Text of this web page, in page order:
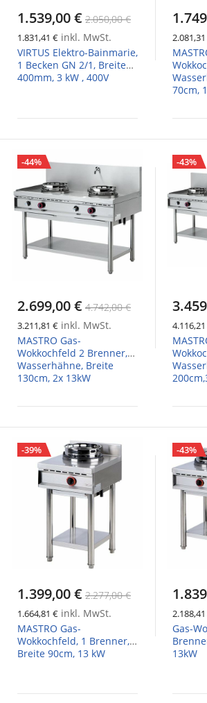
1.539,00 € 2.050,00 €
1.831,41 € inkl. MwSt.
VIRTUS Elektro-Bainmarie,
1 Becken GN 2/1, Breite
400mm, 3 kW , 400V
70cm,
-44%
2.699,00 € 4.742,00 €
3.211,81 € inkl. MwSt.
MASTRO Gas-
Wokkochfeld 2 Brenner,
Wasserhähne, Breite
130cm, 2x 13kW
-43%
-39%
1.399,00 € 2.277,00 €
1.664,81 € inkl. MwSt.
MASTRO Gas-
Wokkochfeld, 1 Brenner,
Breite 90cm, 13 kW
-43%
Gas-
13kW